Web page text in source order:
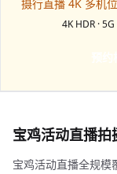
摄行直播 4K 多机
4K HDR ·
宝鸡活动直播拍
宝鸡活动直播全规模